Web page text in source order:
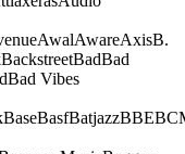
AwalAwareAxisB.
BackstreetBadBad
Bad Vibes
BaseBasfBatjazzBBE